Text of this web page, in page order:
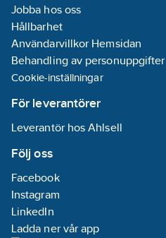
Jobba hos oss
Hållbarhet
Användarvillkor Hemsidan
Behandling av personuppgifter
Cookie-inställningar
För leverantörer
Leverantör hos Ahlsell
Följ oss
Facebook
Instagram
LinkedIn
Ladda ner vår app